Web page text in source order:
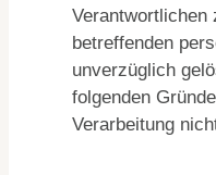
Verantwortlichen
betreffenden
unverzüglich
folgenden
Verarbeitung